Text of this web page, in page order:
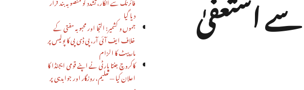
دیا گیا
جموں و کشمیر: التجا اور محبوبہ مفتی کے
خلاف ایف آئی آر، پی ڈی پی کا پولیس پر
مار پیٹ کا الزام
کاکروچ جنتا پارٹی نے اپنے قومی ایجنڈا کا
اعلان کیا — تعلیم، روزگار اور جوابدہی پر